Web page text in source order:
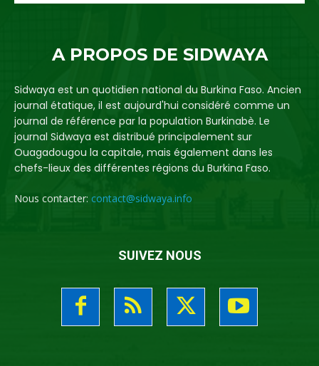
A PROPOS DE SIDWAYA
Sidwaya est un quotidien national du Burkina Faso. Ancien
journal étatique, il est aujourd'hui considéré comme un
journal de référence par la population Burkinabè. Le
journal Sidwaya est distribué principalement sur
Ouagadougou la capitale, mais également dans les
chefs-lieux des différentes régions du Burkina Faso.
Nous contacter: contact@sidwaya.info
SUIVEZ NOUS